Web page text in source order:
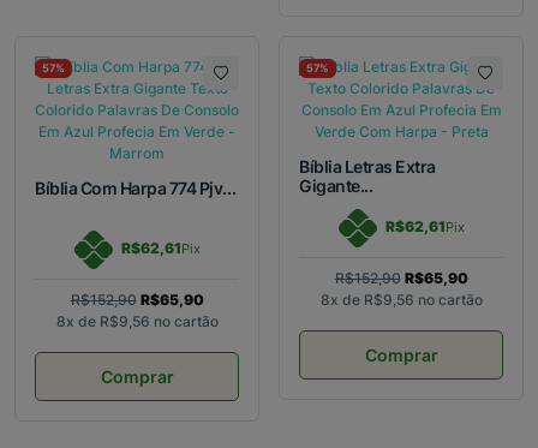
57%
Bíblia Com Harpa 774 Pjv...
R$62,61Pix
R$152,90 R$65,90
8x de R$9,56 no cartão
Comprar
57%
Bíblia Letras Extra
Gigante...
R$62,61Pix
R$152,90 R$65,90
8x de R$9,56 no cartão
Comprar